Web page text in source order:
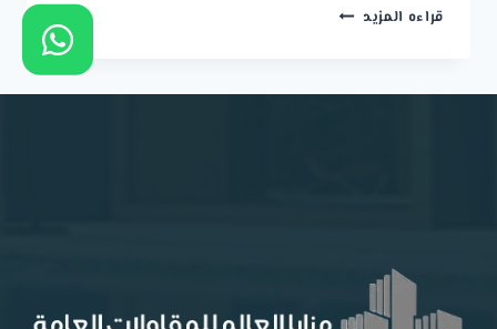
قراءه المزيد أفضل